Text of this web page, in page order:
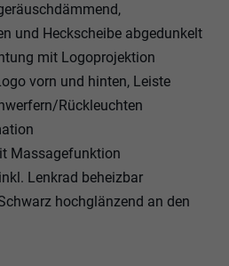
und Heckscheibe abgedunkelt
mit Logoprojektion
vorn und hinten, Leiste
Rückleuchten
Massagefunktion
Lenkrad beheizbar
hochglänzend an den